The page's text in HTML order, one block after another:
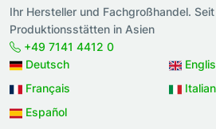
Ihr Hersteller und Fachgroßhandel.
Produktionsstätten in Asien
+49 7141 4412 0
Deutsch
Français
Español